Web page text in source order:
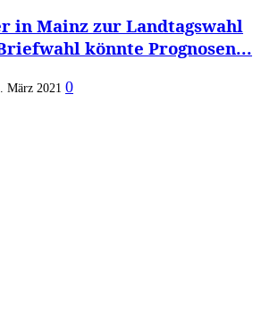
in Mainz zur Landtagswahl
könnte Prognosen...
März 2021 0